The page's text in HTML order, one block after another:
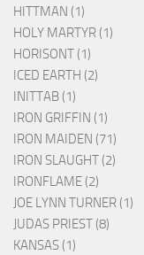
HITTMAN (1)
HOLY MARTYR (1)
HORISONT (1)
ICED EARTH (2)
INITTAB (1)
IRON GRIFFIN (1)
IRON MAIDEN (71)
IRON SLAUGHT (2)
IRONFLAME (2)
JOE LYNN TURNER (1)
JUDAS PRIEST (8)
KANSAS (1)